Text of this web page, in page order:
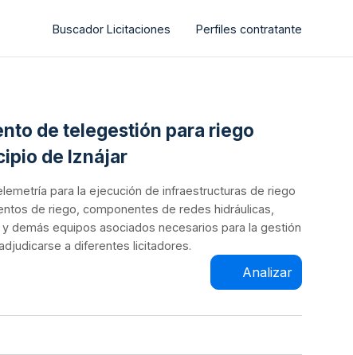
Buscador Licitaciones Perfiles contratante
de telegestión para riego
de Iznájar
para la ejecución de infraestructuras de riego
de riego, componentes de redes hidráulicas,
demás equipos asociados necesarios para la gestión
a diferentes licitadores.
Analizar